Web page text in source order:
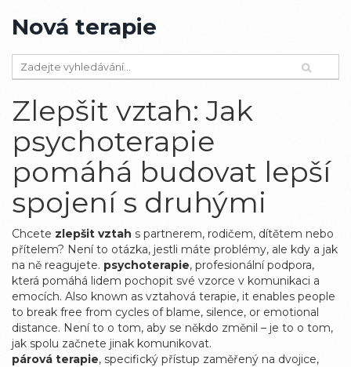
Nová terapie
Zlepšit vztah: Jak
psychoterapie
pomáhá budovat lepší
spojení s druhými
Chcete zlepšit vztah s partnerem, rodičem, dítětem nebo
přítelem? Není to otázka, jestli máte problémy, ale kdy a jak
na ně reagujete. psychoterapie, profesionální podpora,
která pomáhá lidem pochopit své vzorce v komunikaci a
emocích. Also known as vztahová terapie, it enables people
to break free from cycles of blame, silence, or emotional
distance. Není to o tom, aby se někdo změnil – je to o tom,
jak spolu začnete jinak komunikovat.
párová terapie, specifický přístup zaměřený na dvojice,